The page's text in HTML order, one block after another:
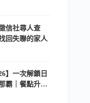
信社尋人查
回失聯的家人
】一次解鎖日
霸｜餐點升
超難忘